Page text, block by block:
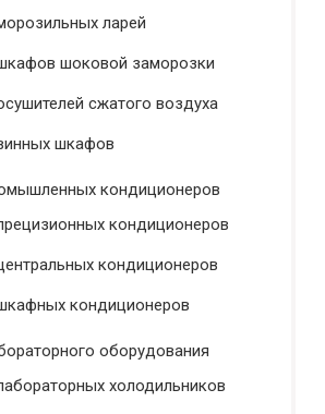
ларей
шоковой заморозки
сжатого воздуха
шкафов
кондиционеров
кондиционеров
кондиционеров
кондиционеров
оборудования
холодильников